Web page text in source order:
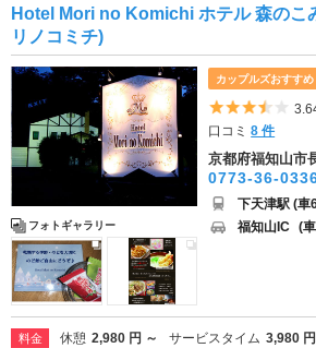
Hotel Mori no Komichi ホテル 森のこ
リノコミチ)
フォトギャラリー
カップルズおすすめ
5
口コミ8 件
京都府福知山市
0773-36-
下天津駅 (車
福知山IC (
料金 休憩 2,980 円 ～ サービスタイム 3,980